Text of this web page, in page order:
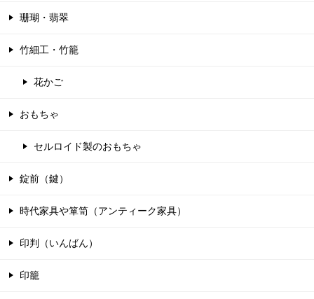
珊瑚・翡翠
竹細工・竹籠
花かご
おもちゃ
セルロイド製のおもちゃ
錠前（鍵）
時代家具や箪笥（アンティーク家具）
印判（いんばん）
印籠